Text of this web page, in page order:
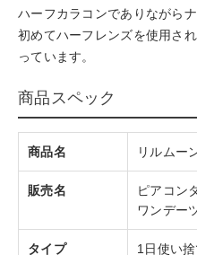
ハーフカラコンでありながら
初めてハーフレンズを使用さ
っています。
商品スペック
商品名 リルムー
販売名
ピアコン
ワンデー
タイプ 1日使い捨